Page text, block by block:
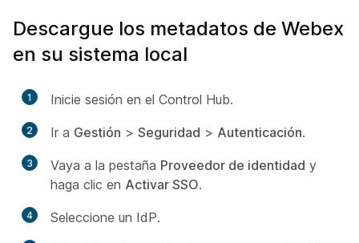
Descargue los metadatos de Webex
en su sistema local
1 Inicie sesión en el Control Hub.
2 Ir a Gestión > Seguridad > Autenticación.
3 Vaya a la pestaña Proveedor de identidad y
haga clic en Activar SSO.
4 Seleccione un IdP.